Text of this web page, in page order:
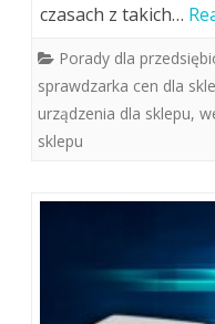
czasach z takich…
Porady dla
sprawdzarka cen dla
urządzenia dla sklepu,
sklepu